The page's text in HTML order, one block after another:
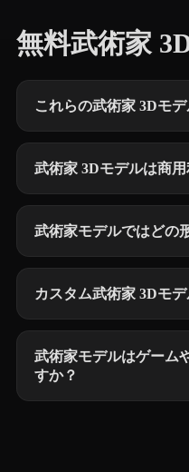
無料武術家
これらの武術家 3Dモ
武術家 3Dモデルは商
武術家モデルではどの
カスタム武術家 3Dモ
武術家モデルはゲーム
すか？